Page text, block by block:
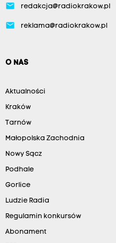
email redakcja@radiokrakow.pl
email reklama@radiokrakow.pl
O NAS
Aktualności
Kraków
Tarnów
Małopolska Zachodnia
Nowy Sącz
Podhale
Gorlice
Ludzie Radia
Regulamin konkursów
Abonament